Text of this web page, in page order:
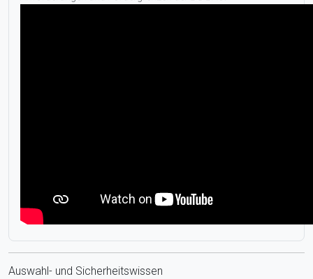
Auswahl- und Sicherheitswissen